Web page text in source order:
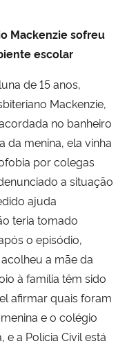
Mackenzie sofreu
escolar
de 15 anos,
Mackenzie,
no banheiro
da menina, ela vinha
por colegas
a situação
ajuda
teria tomado
o episódio,
a mãe da
à família têm sido
afirmar quais foram
e o colégio
a Polícia Civil está